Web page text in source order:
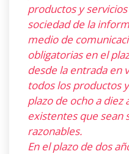
productos y
sociedad de la
medio de
obligatorias en el
desde la entrada en
todos los productos
plazo de ocho a diez
existentes que sean
razonables.
En el plazo de dos